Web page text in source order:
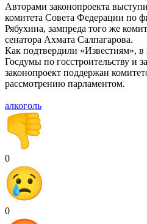
Авторами законопроекта
комитета Совета Федерации по
Рябухина, зампреда того же
сенатора Ахмата Салпагарова.
Как подтвердили «Известиям»,
Госдумы по госстроительству и
законопроект поддержан
рассмотрению парламентом.
алкоголь
0
0